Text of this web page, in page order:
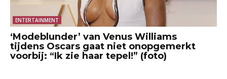
ENTERTAINMENT
‘Modeblunder’ van Venus Williams
tijdens Oscars gaat niet onopgemerkt
voorbij: “Ik zie haar tepel!” (foto)